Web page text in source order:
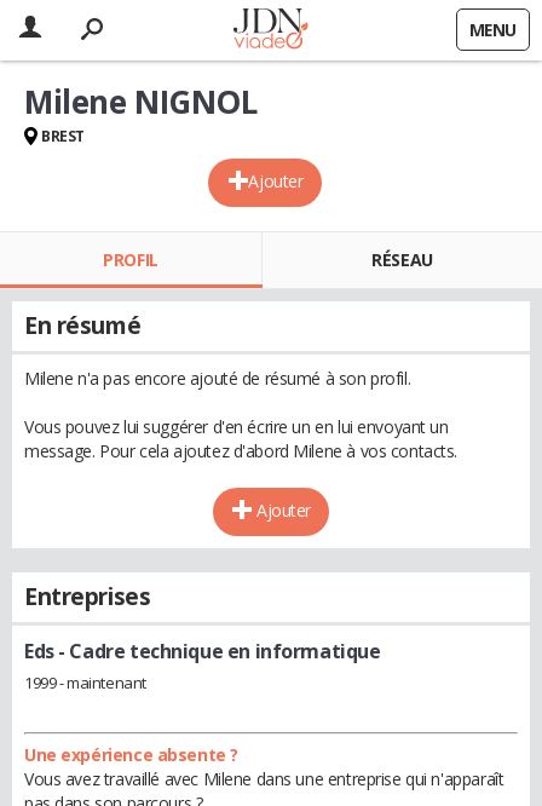
MENU
Ajouter
Milene NIGNOL
BREST
PROFIL RÉSEAU
En résumé
Milene n'a pas encore ajouté de résumé à son profil.
Vous pouvez lui suggérer d'en écrire un en lui envoyant un
message. Pour cela ajoutez d'abord Milene à vos contacts.
Ajouter
Entreprises
Eds- Cadre technique en informatique
1999 - maintenant
Une expérience absente ?
Vous avez travaillé avec Milene dans une entreprise qui n'apparaît